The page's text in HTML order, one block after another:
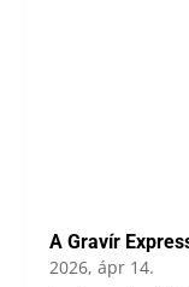
A Gravír
2026, ápr 14.